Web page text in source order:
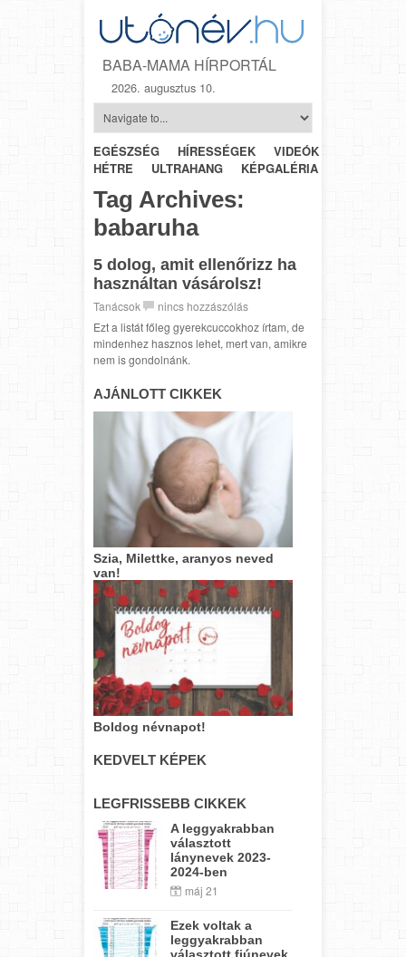
BABA-MAMA HÍRPORTÁL
2026. augusztus 10.
EGÉSZSÉG HÍRESSÉGEK VIDEÓK
HÉTRŐL-
HÉTRE
ULTRAHANG KÉPGALÉRIA
Tag Archives:
babaruha
5 dolog, amit ellenőrizz ha
használtan vásárolsz!
Tanácsok
nincs hozzászólás
Ezt a listát főleg gyerekcuccokhoz írtam, de
mindenhez hasznos lehet, mert van, amikre
nem is gondolnánk.
AJÁNLOTT CIKKEK
Szia, Milettke, aranyos neved
van!
Boldog névnapot!
KEDVELT KÉPEK
LEGFRISSEBB CIKKEK
A leggyakrabban
választott
lánynevek 2023-
2024-ben
máj 21
Ezek voltak a
leggyakrabban
választott fiúnevek